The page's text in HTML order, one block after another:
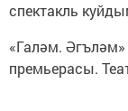
спектакль
«Галәм.
премьерасы.